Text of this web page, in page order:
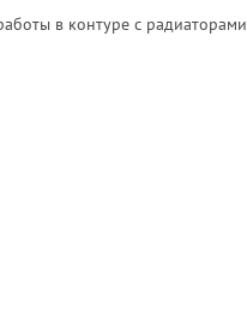
в контуре с радиаторами